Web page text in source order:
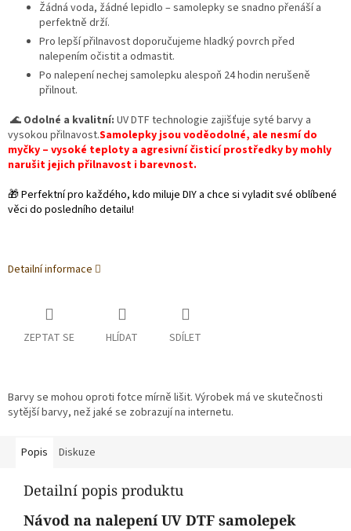
Žádná voda, žádné lepidlo – samolepky se snadno přenáší a
perfektně drží.
Pro lepší přilnavost doporučujeme hladký povrch před
nalepením očistit a odmastit.
Po nalepení nechej samolepku alespoň 24 hodin nerušeně
přilnout.
🌊 Odolné a kvalitní: UV DTF technologie zajišťuje syté barvy a
vysokou přilnavost.Samolepky jsou voděodolné, ale nesmí do
myčky – vysoké teploty a agresivní čisticí prostředky by mohly
narušit jejich přilnavost i barevnost.
🎁 Perfektní pro každého, kdo miluje DIY a chce si vyladit své oblíbené
věci do posledního detailu!
Detailní informace
ZEPTAT SE HLÍDAT SDÍLET
Barvy se mohou oproti fotce mírně lišit. Výrobek má ve skutečnosti
sytější barvy, než jaké se zobrazují na internetu.
Popis Diskuze
Detailní popis produktu
Návod na nalepení UV DTF samolepek